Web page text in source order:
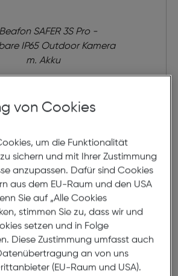
3S Pro - steuerbare
Kamera m. Akku
€ 159,99
in den Warenkorb
von Cookies
um die Funktionalität
sichern und mit Ihrer Zustimmung
anzupassen. Dafür sind Cookies
aus dem EU-Raum und den USA
Sie auf „Alle Cookies
stimmen Sie zu, dass wir und
setzen und in Folge
Diese Zustimmung umfasst auch
an von uns
(EU-Raum und USA).